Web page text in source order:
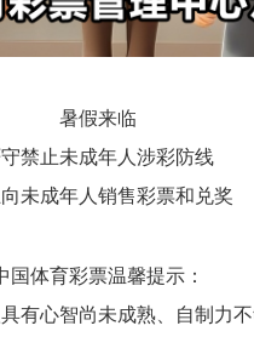
暑假来临
禁止未成年人涉彩防线
未成年人销售彩票和兑奖
国体育彩票温馨提示：
有心智尚未成熟、自制力